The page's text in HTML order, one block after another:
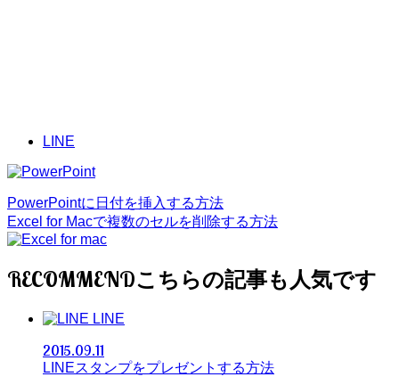
LINE
PowerPointに日付を挿入する方法
Excel for Macで複数のセルを削除する方法
RECOMMEND
LINE
2015.09.11
LINEスタンプをプレゼントする方法